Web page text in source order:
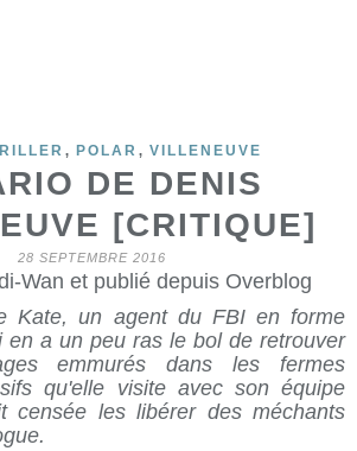
, POLAR , VILLENEUVE
DE DENIS
[CRITIQUE]
28 SEPTEMBRE 2016
Wan et publié depuis Overblog
Kate, un agent du FBI en forme
en a un peu ras le bol de retrouver
emmurés dans les fermes
qu'elle visite avec son équipe
censée les libérer des méchants